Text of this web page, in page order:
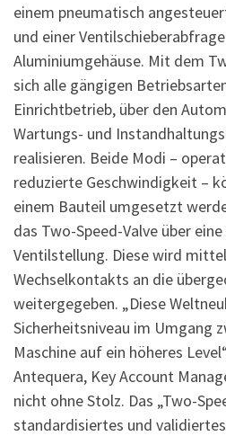
einem pneumatisch
und einer
Aluminiumgehäuse. Mit dem
sich alle gängigen
Einrichtbetrieb, über den
Wartungs- und
realisieren. Beide Modi –
reduzierte Geschwindigkeit –
einem Bauteil umgesetzt
das Two-Speed-Valve über
Ventilstellung. Diese wird
Wechselkontakts an die
weitergegeben. „Diese
Sicherheitsniveau im Umgang
Maschine auf ein höheres
Antequera, Key Account
nicht ohne Stolz. Das „Two-
standardisiertes und